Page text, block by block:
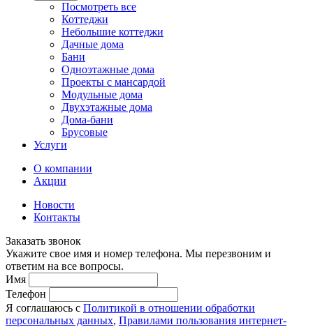
Посмотреть все
Коттеджи
Небольшие коттеджи
Дачные дома
Бани
Одноэтажные дома
Проекты с мансардой
Модульные дома
Двухэтажные дома
Дома-бани
Брусовые
Услуги
О компании
Акции
Новости
Контакты
Заказать звонок
Укажите свое имя и номер телефона. Мы перезвоним и
ответим на все вопросы.
Имя
Телефон
Я соглашаюсь с Политикой в отношении обработки
персональных данных, Правилами пользования интернет-